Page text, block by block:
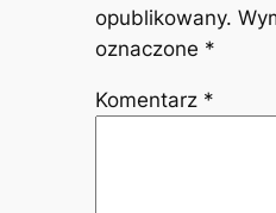
opublikowany.
oznaczone *
Komentarz *